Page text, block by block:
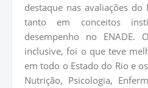
destaque nas avaliações do
tanto em conceitos
desempenho no ENADE.
inclusive, foi o que teve
em todo o Estado do Rio e
Nutrição, Psicologia,